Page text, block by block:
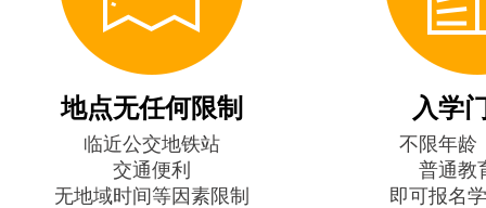
地点无任何限制
临近公交地铁站
交通便利
无地域时间等因素限制
入学
不限年龄
普通教
即可报名